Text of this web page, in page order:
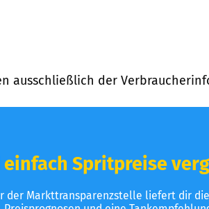
ausschließlich der
einfach Spritpreise
der Markttransparenzstelle liefert dir